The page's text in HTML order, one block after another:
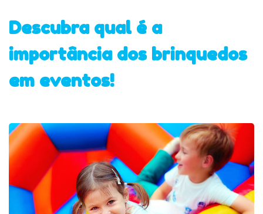
Descubra qual é a
importância dos brinquedos
em eventos!